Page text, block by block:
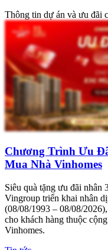
Thông tin dự án và ưu đãi
Chương Trình Ưu
Mua Nhà Vinhomes
Siêu quà tặng ưu đãi nhân
Vingroup triển khai nhân
(08/08/1993 – 08/08/
cho khách hàng thuộc
Vinhomes.